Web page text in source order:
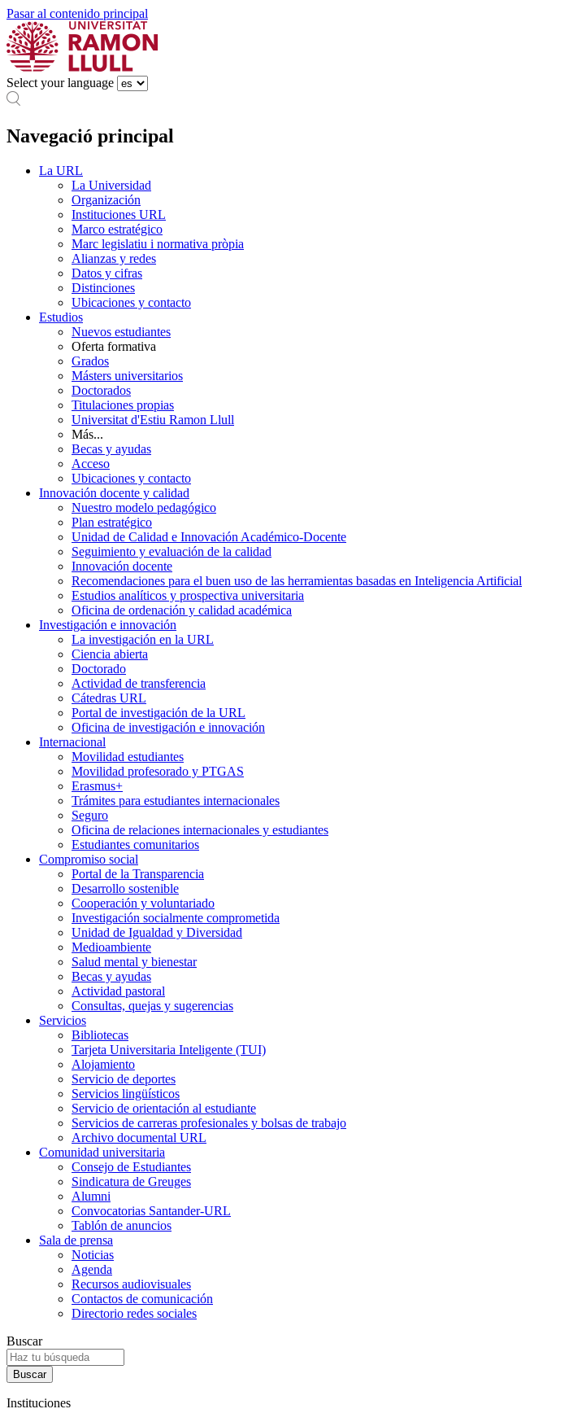
Pasar al contenido principal
Select your language
Navegació principal
La URL
La Universidad
Organización
Instituciones URL
Marco estratégico
Marc legislatiu i normativa pròpia
Alianzas y redes
Datos y cifras
Distinciones
Ubicaciones y contacto
Estudios
Nuevos estudiantes
Oferta formativa
Grados
Másters universitarios
Doctorados
Titulaciones propias
Universitat d'Estiu Ramon Llull
Más...
Becas y ayudas
Acceso
Ubicaciones y contacto
Innovación docente y calidad
Nuestro modelo pedagógico
Plan estratégico
Unidad de Calidad e Innovación Académico-Docente
Seguimiento y evaluación de la calidad
Innovación docente
Recomendaciones para el buen uso de las herramientas basadas en Inteligencia Artificial
Estudios analíticos y prospectiva universitaria
Oficina de ordenación y calidad académica
Investigación e innovación
La investigación en la URL
Ciencia abierta
Doctorado
Actividad de transferencia
Cátedras URL
Portal de investigación de la URL
Oficina de investigación e innovación
Internacional
Movilidad estudiantes
Movilidad profesorado y PTGAS
Erasmus+
Trámites para estudiantes internacionales
Seguro
Oficina de relaciones internacionales y estudiantes
Estudiantes comunitarios
Compromiso social
Portal de la Transparencia
Desarrollo sostenible
Cooperación y voluntariado
Investigación socialmente comprometida
Unidad de Igualdad y Diversidad
Medioambiente
Salud mental y bienestar
Becas y ayudas
Actividad pastoral
Consultas, quejas y sugerencias
Servicios
Bibliotecas
Tarjeta Universitaria Inteligente (TUI)
Alojamiento
Servicio de deportes
Servicios lingüísticos
Servicio de orientación al estudiante
Servicios de carreras profesionales y bolsas de trabajo
Archivo documental URL
Comunidad universitaria
Consejo de Estudiantes
Sindicatura de Greuges
Alumni
Convocatorias Santander-URL
Tablón de anuncios
Sala de prensa
Noticias
Agenda
Recursos audiovisuales
Contactos de comunicación
Directorio redes sociales
Buscar
Instituciones